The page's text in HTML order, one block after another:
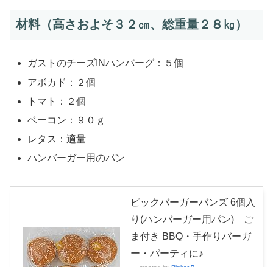
材料（高さおよそ３２㎝、総重量２８㎏）
ガストのチーズINハンバーグ：５個
アボカド：２個
トマト：２個
ベーコン：９０ｇ
レタス：適量
ハンバーガー用のパン
ビックバーガーバンズ 6個入
り(ハンバーガー用パン) ご
ま付き BBQ・手作りバーガ
ー・パーティに♪